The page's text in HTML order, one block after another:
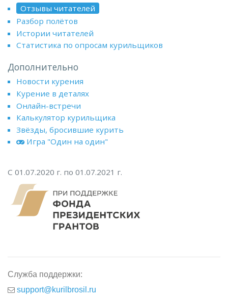
Отзывы читателей
Разбор полётов
Истории читателей
Статистика по опросам курильщиков
Дополнительно
Новости курения
Курение в деталях
Онлайн-встречи
Калькулятор курильщика
Звёзды, бросившие курить
Игра "Один на один"
С 01.07.2020 г. по 01.07.2021 г.
Служба поддержки:
support@kurilbrosil.ru